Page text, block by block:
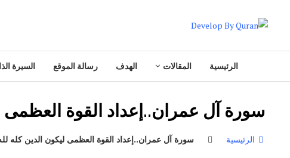
الرئيسية المقالات الهدف رسالة الموقع السيرة
سورة آل عمران..إعداد القوة العظمى
الرئيسية سورة آل عمران..إعداد القوة العظمى ليكون الدين كله